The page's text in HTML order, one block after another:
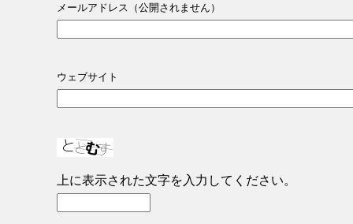
メールアドレス（公開されません）
ウェブサイト
上に表示された文字を入力してください。